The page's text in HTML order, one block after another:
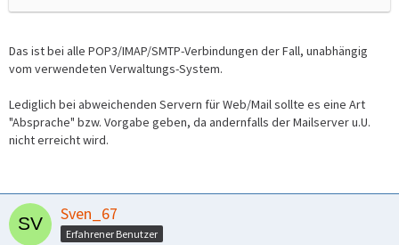
Das ist bei alle POP3/IMAP/SMTP-Verbindungen der Fall, unabhängig
vom verwendeten Verwaltungs-System.
Lediglich bei abweichenden Servern für Web/Mail sollte es eine Art
"Absprache" bzw. Vorgabe geben, da andernfalls der Mailserver u.U.
nicht erreicht wird.
Sven_67
Erfahrener Benutzer